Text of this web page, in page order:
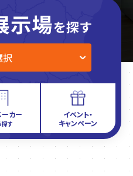
カー
探す
イベント・
キャンペーン